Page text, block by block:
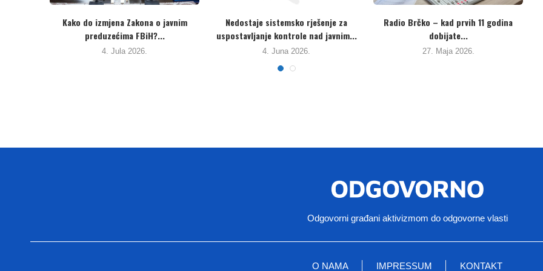
JP “Luka Brčko” posljednji put je
pozitivne ocjene...
19. Maja 2026.
JP “Komunalno Brčko” – kontinuitet
afera i loših...
12. Maja 2026.
Dobojski “Vodovod” nije povukao
SLAPP tužbu protiv građanskog...
18. Februara 2026.
Odgovorni građani aktivizmom do odgovorne vlasti
O NAMA IMPRESSUM KONTAKT